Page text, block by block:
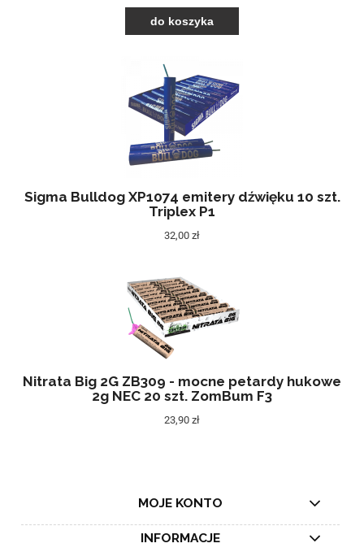
do koszyka
Sigma Bulldog XP1074 emitery dźwięku 10 szt.
Triplex P1
32,00 zł
Nitrata Big 2G ZB309 - mocne petardy hukowe
2g NEC 20 szt. ZomBum F3
23,90 zł
MOJE KONTO
INFORMACJE